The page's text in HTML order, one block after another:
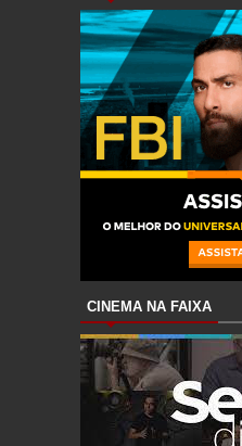
CINEMA NA FAIXA